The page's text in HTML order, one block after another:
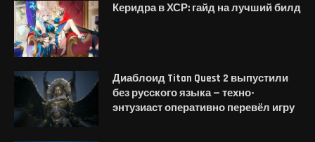
Керидра в ХСР: гайд на лучший билд
Диаблоид Titan Quest 2 выпустили
без русского языка — техно-
энтузиаст оперативно перевёл игру